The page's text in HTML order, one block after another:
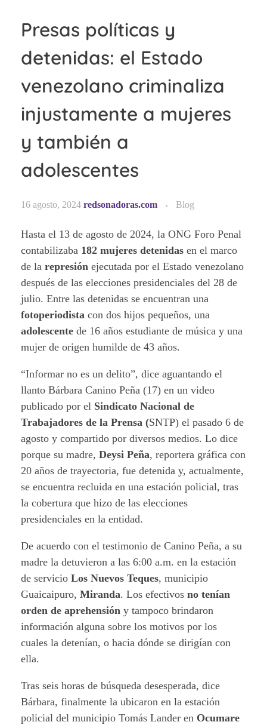
Presas políticas y
detenidas: el Estado
venezolano criminaliza
injustamente a mujeres
y también a
adolescentes
16 agosto, 2024 redsonadoras.com Blog
Hasta el 13 de agosto de 2024, la ONG Foro Penal
contabilizaba 182 mujeres detenidas en el marco
de la represión ejecutada por el Estado venezolano
después de las elecciones presidenciales del 28 de
julio. Entre las detenidas se encuentran una
fotoperiodista con dos hijos pequeños, una
adolescente de 16 años estudiante de música y una
mujer de origen humilde de 43 años.
“Informar no es un delito”, dice aguantando el
llanto Bárbara Canino Peña (17) en un video
publicado por el Sindicato Nacional de
Trabajadores de la Prensa (SNTP) el pasado 6 de
agosto y compartido por diversos medios. Lo dice
porque su madre, Deysi Peña, reportera gráfica con
20 años de trayectoria, fue detenida y, actualmente,
se encuentra recluida en una estación policial, tras
la cobertura que hizo de las elecciones
presidenciales en la entidad.
De acuerdo con el testimonio de Canino Peña, a su
madre la detuvieron a las 6:00 a.m. en la estación
de servicio Los Nuevos Teques, municipio
Guaicaipuro, Miranda. Los efectivos no tenían
orden de aprehensión y tampoco brindaron
información alguna sobre los motivos por los
cuales la detenían, o hacia dónde se dirigían con
ella.
Tras seis horas de búsqueda desesperada, dice
Bárbara, finalmente la ubicaron en la estación
policial del municipio Tomás Lander en Ocumare